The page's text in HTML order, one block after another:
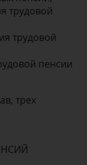
трудовой
трудовой
пенсии
трех